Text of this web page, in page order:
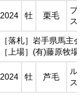
2024 牡 栗毛
ブ
ス
［落札］岩手県馬主
［上場］(有)藤原牧場
2024 牡 芦毛
ル
ス